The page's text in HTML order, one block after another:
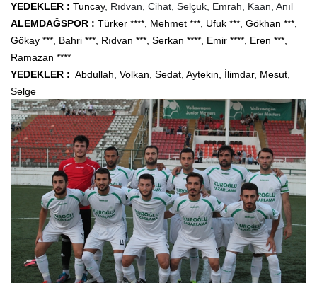
YEDEKLER : Tuncay, Rıdvan, Cihat, Selçuk, Emrah, Kaan, Anıl
ALEMDAĞSPOR : Türker ****, Mehmet ***, Ufuk ***, Gökhan ***,
Gökay ***, Bahri ***, Rıdvan ***, Serkan ****, Emir ****, Eren ***
Ramazan ****
YEDEKLER : Abdullah, Volkan, Sedat, Aytekin, İlimdar, Mesut,
Selge